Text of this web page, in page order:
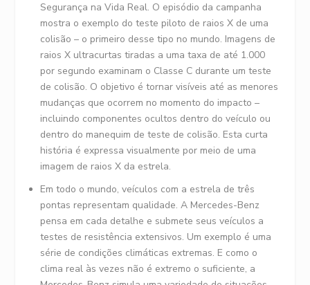
Segurança na Vida Real. O episódio da campanha
mostra o exemplo do teste piloto de raios X de uma
colisão – o primeiro desse tipo no mundo. Imagens de
raios X ultracurtas tiradas a uma taxa de até 1.000
por segundo examinam o Classe C durante um teste
de colisão. O objetivo é tornar visíveis até as menores
mudanças que ocorrem no momento do impacto –
incluindo componentes ocultos dentro do veículo ou
dentro do manequim de teste de colisão. Esta curta
história é expressa visualmente por meio de uma
imagem de raios X da estrela.
Em todo o mundo, veículos com a estrela de três
pontas representam qualidade. A Mercedes-Benz
pensa em cada detalhe e submete seus veículos a
testes de resistência extensivos. Um exemplo é uma
série de condições climáticas extremas. E como o
clima real às vezes não é extremo o suficiente, a